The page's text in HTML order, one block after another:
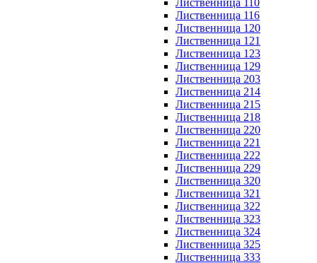
Лиственница 110
Лиственница 116
Лиственница 120
Лиственница 121
Лиственница 123
Лиственница 129
Лиственница 203
Лиственница 214
Лиственница 215
Лиственница 218
Лиственница 220
Лиственница 221
Лиственница 222
Лиственница 229
Лиственница 320
Лиственница 321
Лиственница 322
Лиственница 323
Лиственница 324
Лиственница 325
Лиственница 333